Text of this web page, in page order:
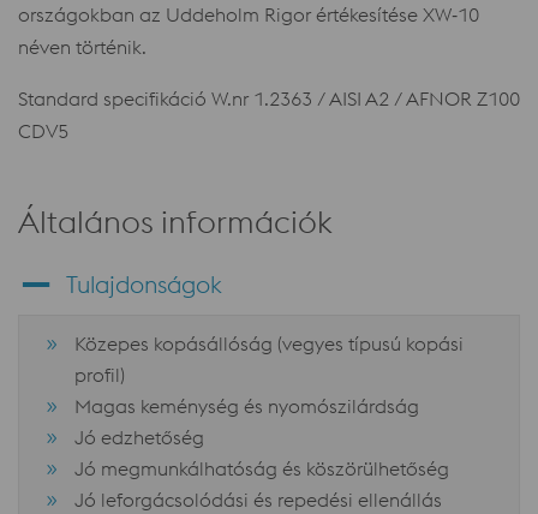
országokban az Uddeholm Rigor értékesítése XW‑10
néven történik.
Standard specifikáció W.nr 1.2363 / AISI A2 / AFNOR Z100
CDV5
Általános információk
Tulajdonságok
Közepes kopásállóság (vegyes típusú kopási
profil)
Magas keménység és nyomószilárdság
Jó edzhetőség
Jó megmunkálhatóság és köszörülhetőség
Jó leforgácsolódási és repedési ellenállás